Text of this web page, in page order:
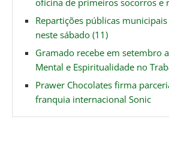
Repartições públicas
neste sábado (11)
Gramado recebe em setembro
Mental e Espiritualidade no
Prawer Chocolates firma
franquia internacional Sonic